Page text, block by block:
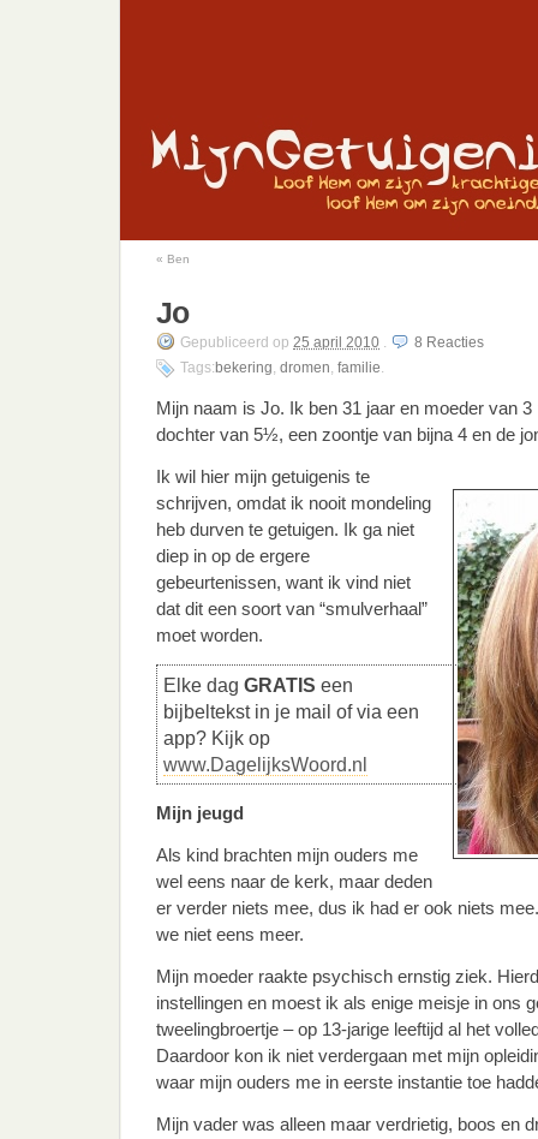
« Ben
Jo
Gepubliceerd op 25 april 2010 . 8 Reacties
Tags: bekering, dromen, familie.
Mijn naam is Jo. Ik ben 31 jaar en moeder van
dochter van 5½, een zoontje van bijna 4 en de
Ik wil hier mijn getuigenis te
schrijven, omdat ik nooit mondeling
heb durven te getuigen. Ik ga niet
diep in op de ergere
gebeurtenissen, want ik vind niet
dat dit een soort van “smulverhaal”
moet worden.
Elke dag GRATIS een
bijbeltekst in je mail of via een
app? Kijk op
www.DagelijksWoord.nl
Mijn jeugd
Als kind brachten mijn ouders me
wel eens naar de kerk, maar deden
er verder niets mee, dus ik had er ook niets
we niet eens meer.
Mijn moeder raakte psychisch ernstig ziek.
instellingen en moest ik als enige meisje in ons
tweelingbroertje – op 13-jarige leeftijd al het
Daardoor kon ik niet verdergaan met mijn
waar mijn ouders me in eerste instantie toe
Mijn vader was alleen maar verdrietig, boos en